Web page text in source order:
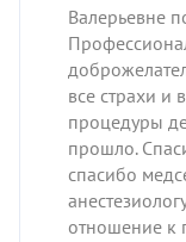
Валерьевне
все страхи и
процедуры
прошло.
спасибо
отношение к